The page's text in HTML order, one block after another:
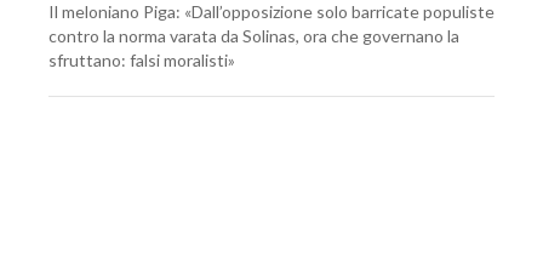
Il meloniano Piga: «Dall’opposizione solo barricate populiste
contro la norma varata da Solinas, ora che governano la
sfruttano: falsi moralisti»